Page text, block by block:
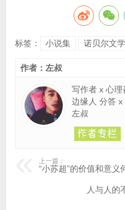
标签： 小说集 诺贝尔文
作者：左叔
写作者 x 心理
边缘人 分答 x
左叔
上一篇：
“小苏超”的价值和意义
人与人的